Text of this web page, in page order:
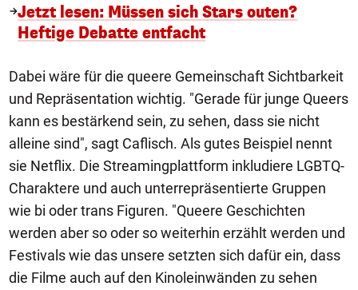
Jetzt lesen: Müssen sich Stars outen?
Heftige Debatte entfacht
Dabei wäre für die queere Gemeinschaft Sichtbarkeit
und Repräsentation wichtig. "Gerade für junge Queers
kann es bestärkend sein, zu sehen, dass sie nicht
alleine sind", sagt Caflisch. Als gutes Beispiel nennt
sie Netflix. Die Streamingplattform inkludiere LGBTQ-
Charaktere und auch unterrepräsentierte Gruppen
wie bi oder trans Figuren. "Queere Geschichten
werden aber so oder so weiterhin erzählt werden und
Festivals wie das unsere setzten sich dafür ein, dass
die Filme auch auf den Kinoleinwänden zu sehen